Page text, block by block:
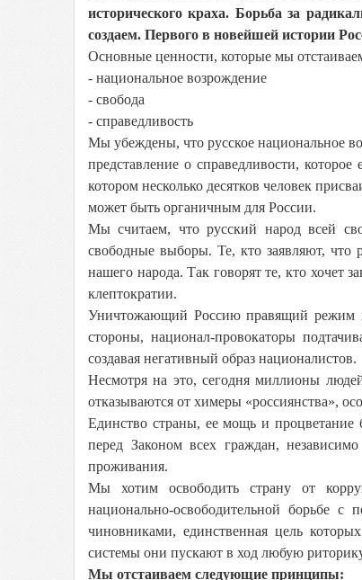
исторического краха. Борьба за
создаем. Первого в новейшей истории
Основные ценности, которые мы
- национальное возрождение
- свобода
- справедливость
Мы убеждены, что русское национальное
представление о справедливости,
котором несколько десятков человек
может быть органичным для России.
Мы считаем, что русский народ всей
свободные выборы. Те, кто заявляют, что
нашего народа. Так говорят те, кто хочет
клептократии.
Уничтожающий Россию правящий режим
стороны, национал-провокаторы
создавая негативный образ националистов.
Несмотря на это, сегодня миллионы
отказываются от химеры «россиянства»,
Единство страны, ее мощь и процветание
перед Законом всех граждан,
проживания.
Мы хотим освободить страну от
национально-освободительной борьбе
чиновниками, единственная цель
системы они пускают в ход любую
Мы отстаиваем следующие принципы: